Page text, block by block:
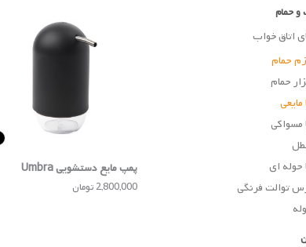
پمپ مایع دستشویی Umbra
2,800,000 تومان
و حمام
اتاق خواب
حمام
حمام
مایعی
مسواکی
حوله ای
توالت فرنگی